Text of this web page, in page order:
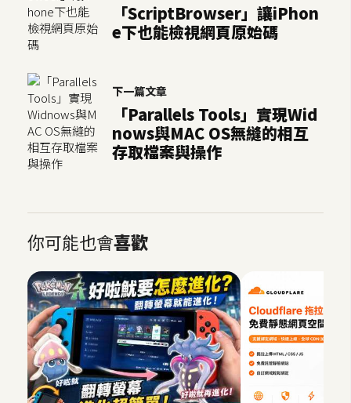
「ScriptBrowser」讓iPhon
e下也能檢視網頁原始碼
下一篇文章
「Parallels Tools」實現Wid
nows與MAC OS無縫的相互
存取檔案與操作
你可能也會喜歡